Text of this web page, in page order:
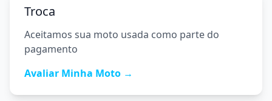
Troca
Aceitamos sua moto usada como parte do
pagamento
Avaliar Minha Moto →